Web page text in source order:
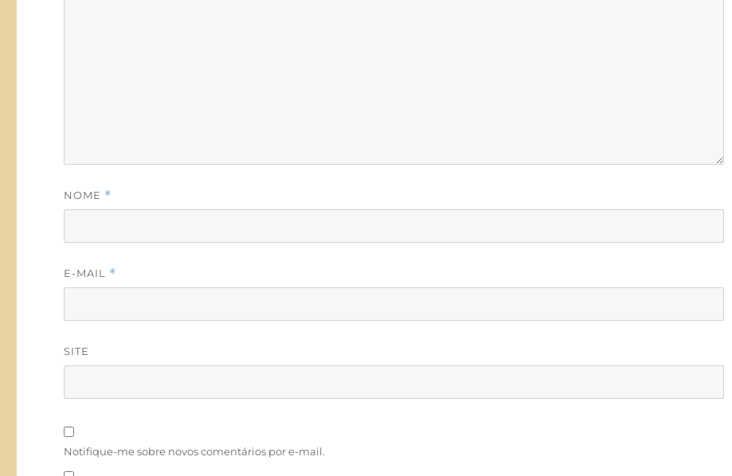
NOME *
E-MAIL *
SITE
Notifique-me sobre novos comentários por e-mail.